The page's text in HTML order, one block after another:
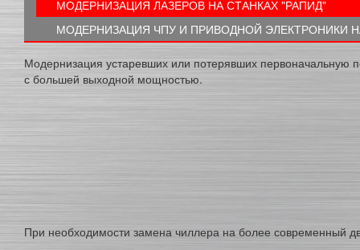
МОДЕРНИЗАЦИЯ ЛАЗЕРОВ НА СТАНКАХ "РАПИД"
МОДЕРНИЗАЦИЯ ЧПУ И ПРИВОДНОЙ ЭЛЕКТРОНИКИ
Модернизация устаревших или потерявших
с большей выходной мощностью.
При необходимости замена чиллера на более современный